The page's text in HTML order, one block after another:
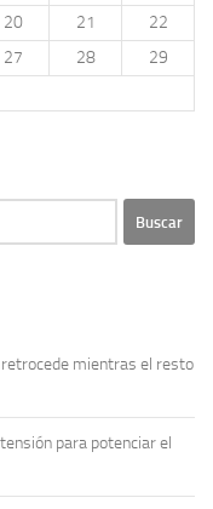
20 21
22
27 28
29
retrocede mientras el resto
para potenciar el